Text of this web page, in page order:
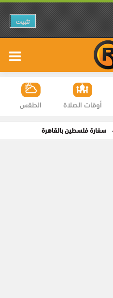
تثبيت
الطقس أوقات الصلاة
سفارة فلسطين بالقاهرة